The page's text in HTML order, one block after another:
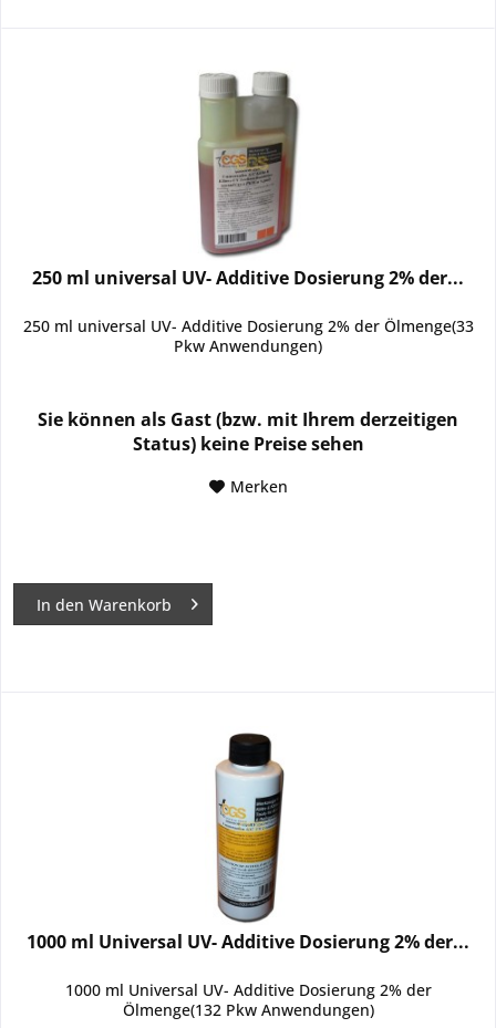
250 ml universal UV- Additive Dosierung 2% der...
250 ml universal UV- Additive Dosierung 2% der Ölmenge(33
Pkw Anwendungen)
Sie können als Gast (bzw. mit Ihrem derzeitigen
Status) keine Preise sehen
Merken
In den Warenkorb
1000 ml Universal UV- Additive Dosierung 2% der...
1000 ml Universal UV- Additive Dosierung 2% der
Ölmenge(132 Pkw Anwendungen)